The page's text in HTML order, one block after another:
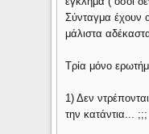
Σύνταγμα έχουν
μάλιστα
Τρία μόνο
1) Δεν
την κατάντια... ;;;